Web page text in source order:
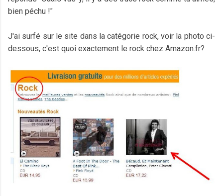
bien péchu !"
J'ai surfé sur le site dans la catégorie rock, voir la photo ci-
dessous, c'est quoi exactement le rock chez Amazon.fr?